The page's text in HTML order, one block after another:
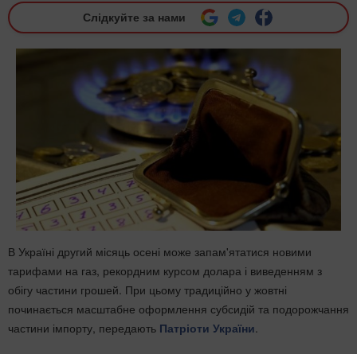
Слідкуйте за нами
В Україні другий місяць осені може запам'ятатися новими
тарифами на газ, рекордним курсом долара і виведенням з
обігу частини грошей. При цьому традиційно у жовтні
починається масштабне оформлення субсидій та подорожчання
частини імпорту, передають Патріоти України.